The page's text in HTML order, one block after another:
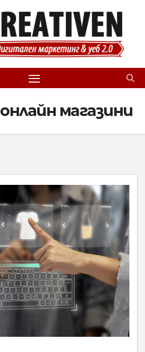
онлайн магазини